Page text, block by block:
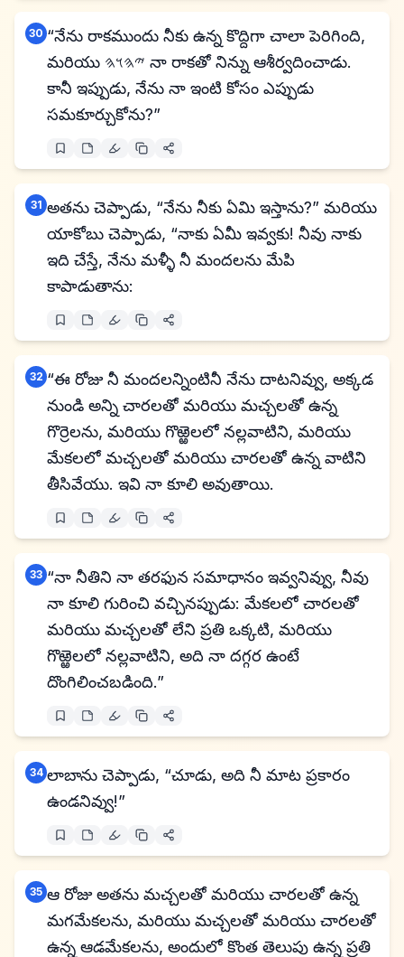
30 “నేను రాకముందు నీకు ఉన్న కొద్దిగా చాలా పెరిగింది,
మరియు 𐤉𐤄𐤅𐤄 నా రాకతో నిన్ను ఆశీర్వదించాడు.
కానీ ఇప్పుడు, నేను నా ఇంటి కోసం ఎప్పుడు
సమకూర్చుకోను?”
31 అతను చెప్పాడు, “నేను నీకు ఏమి ఇస్తాను?” మరియు
యాకోబు చెప్పాడు, “నాకు ఏమీ ఇవ్వకు! నీవు నాకు
ఇది చేస్తే, నేను మళ్ళీ నీ మందలను మేపి
కాపాడుతాను:
32 “ఈ రోజు నీ మందలన్నింటినీ నేను దాటనివ్వు, అక్కడ
నుండి అన్ని చారలతో మరియు మచ్చలతో ఉన్న
గొర్రెలను, మరియు గొఱ్ఱెలలో నల్లవాటిని, మరియు
మేకలలో మచ్చలతో మరియు చారలతో ఉన్న వాటిని
తీసివేయు. ఇవి నా కూలి అవుతాయి.
33 “నా నీతిని నా తరఫున సమాధానం ఇవ్వనివ్వు, నీవు
నా కూలి గురించి వచ్చినప్పుడు: మేకలలో చారలతో
మరియు మచ్చలతో లేని ప్రతి ఒక్కటి, మరియు
గొఱ్ఱెలలో నల్లవాటిని, అది నా దగ్గర ఉంటే
దొంగిలించబడింది.”
34 లాబాను చెప్పాడు, “చూడు, అది నీ మాట ప్రకారం
ఉండనివ్వు!”
35 ఆ రోజు అతను మచ్చలతో మరియు చారలతో ఉన్న
మగమేకలను, మరియు మచ్చలతో మరియు చారలతో
ఉన్న ఆడమేకలను, అందులో కొంత తెలుపు ఉన్న ప్రతి